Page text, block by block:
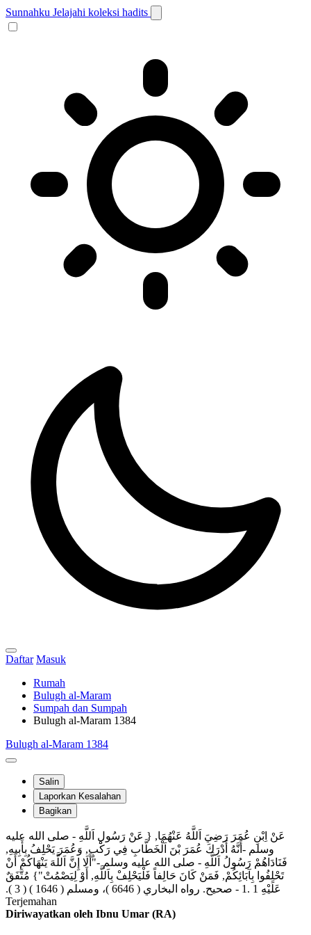
Sunnahku Jelajahi koleksi hadits
Daftar Masuk
Rumah
Bulugh al-Maram
Sumpah dan Sumpah
Bulugh al-Maram 1384
Bulugh al-Maram 1384
Salin
Laporkan Kesalahan
Bagikan
عَنْ اِبْنِ عُمَرَ رَضِيَ اَللَّهُ عَنْهُمَا, { عَنْ رَسُولِ اَللَّهِ ‏- صلى الله عليه
وسلم ‏-أَنَّهُ أَدْرَكَ عُمَرَ بْنَ اَلْخَطَّابِ فِي رَكْبٍ, وَعُمَرَ يَحْلِفُ بِأَبِيهِ,
فَنَادَاهُمْ رَسُولُ اَللَّهِ ‏- صلى الله عليه وسلم ‏-"أَلَا إِنَّ اَللَّهَ يَنْهَاكُمْ أَنْ
تَحْلِفُوا بِآبَائِكُمْ, فَمَنْ كَانَ حَالِفاً فَلْيَحْلِفْ بِاَللَّهِ, أَوْ لِيَصْمُتْ"} مُتَّفَقٌ
عَلَيْهِ 1‏ .‏‏1 ‏- صحيح.‏ رواه البخاري ( 6646 )‏، ومسلم ( 1646 )‏ ( 3 )‏.‏
Terjemahan
Diriwayatkan oleh Ibnu Umar (RA)